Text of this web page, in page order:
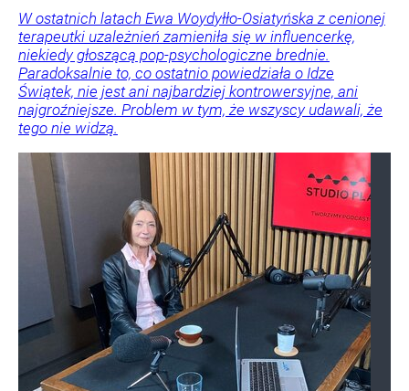
W ostatnich latach Ewa Woydyłło-Osiatyńska z cenionej
terapeutki uzależnień zamieniła się w influencerkę,
niekiedy głoszącą pop-psychologiczne brednie.
Paradoksalnie to, co ostatnio powiedziała o Idze
Świątek, nie jest ani najbardziej kontrowersyjne, ani
najgroźniejsze. Problem w tym, że wszyscy udawali, że
tego nie widzą.